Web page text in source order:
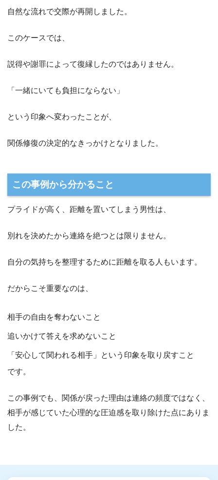
自然な流れで交際が再開しました。
このケースでは、
説得や謝罪によって復縁したのではありません。
「一緒にいても負担にならない」
という印象へ変わったことが、
関係修復の決定的なきっかけとなりました。
この事例から分かること
プライドが高く、距離を置いてしまう男性は、
別れを決めたから連絡を絶つとは限りません。
自分の気持ちを整理するために距離を取る人もいます。
だからこそ重要なのは、
相手の自由を奪わないこと
追いかけて答えを求めないこと
「安心して関われる相手」という印象を取り戻すこと
です。
この事例でも、関係が戻った理由は連絡の頻度ではなく、
相手が感じていた心理的な圧迫感を取り除けた点にありま
した。